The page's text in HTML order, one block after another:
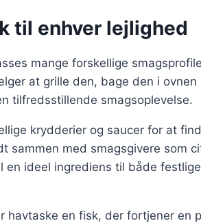
til enhver lejlighed
mange forskellige
at grille den, bage den i ovnen
tilfredsstillende smagsoplevelse.
krydderier og saucer for at
sammen med smagsgivere som
ideel ingrediens til både
havtaske en fisk, der fortjener en